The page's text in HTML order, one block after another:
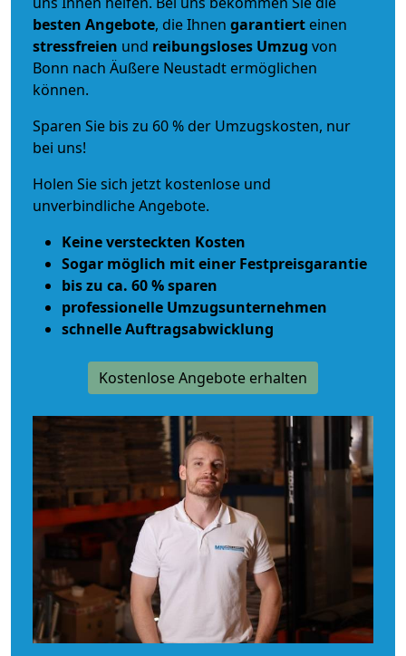
besten Angebote, die Ihnen garantiert einen
stressfreien und reibungsloses Umzug von
Bonn nach Äußere Neustadt ermöglichen
können.
Sparen Sie bis zu 60 % der Umzugskosten, nur
bei uns!
Holen Sie sich jetzt kostenlose und
unverbindliche Angebote.
Keine versteckten Kosten
Sogar möglich mit einer Festpreisgarantie
bis zu ca. 60 % sparen
professionelle Umzugsunternehmen
schnelle Auftragsabwicklung
Kostenlose Angebote erhalten